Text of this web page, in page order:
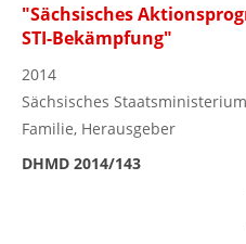
"Sächsisches
STI-Bekämpfung"
2014
Sächsisches
Familie, Herausgeber
DHMD 2014/143